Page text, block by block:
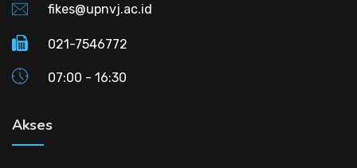
fikes@upnvj.ac.id
021-7546772
07:00 - 16:30
Akses